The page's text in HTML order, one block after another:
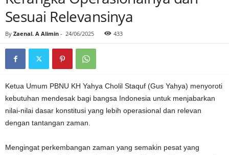
Sesuai Relevansinya
By Zaenal. A Alimin - 24/06/2025 433
Ketua Umum PBNU KH Yahya Cholil Staquf (Gus Yahya) menyoroti
kebutuhan mendesak bagi bangsa Indonesia untuk menjabarkan
nilai-nilai dasar konstitusi yang lebih operasional dan relevan
dengan tantangan zaman.
Mengingat perkembangan zaman yang semakin pesat yang